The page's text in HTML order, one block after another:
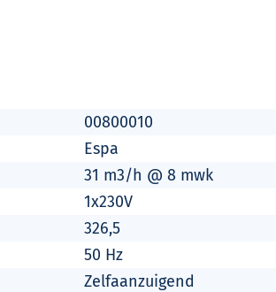
00800010
Espa
31 m3/h @ 8 mwk
1x230V
326,5
50 Hz
Zelfaanzuigend